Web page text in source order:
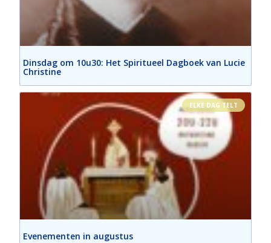
Dinsdag om 10u30: Het Spiritueel Dagboek van Lucie
Christine
ELKE DAG TELT
Evenementen in augustus